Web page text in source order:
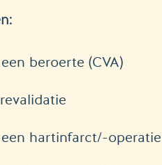
beroerte (CVA)
hartinfarct/-operatie